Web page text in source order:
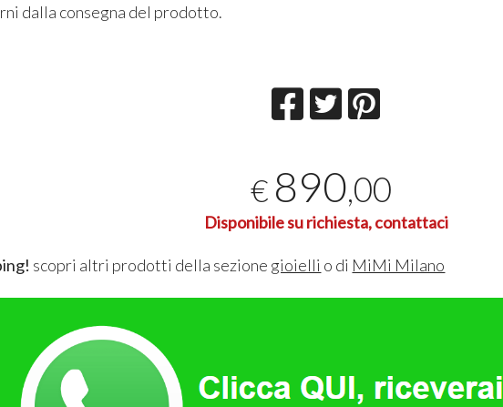
dalla consegna del prodotto.
€ 890,00
Disponibile su richiesta, contattaci
scopri altri prodotti della sezione gioielli o di MiMi Milano